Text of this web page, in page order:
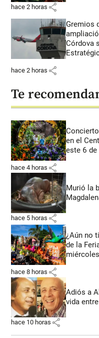
hace 2 horas share
Gremios
Córdova
hace 2 horas share
Te
en el
este 6 de
hace 4 horas share
Murió la
hace 5 horas share
¿Aún no
de la
hace 8 horas share
Adiós a
vida
hace 10 horas share